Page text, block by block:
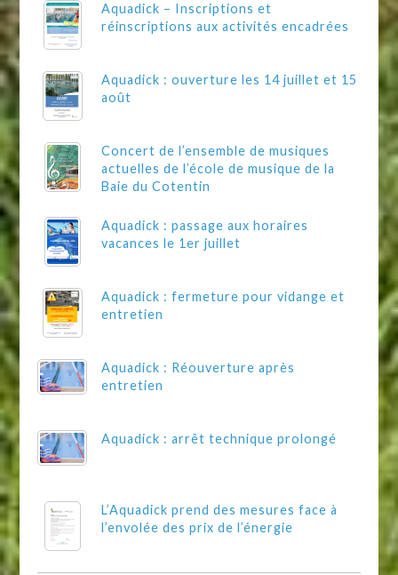
Aquadick – Inscriptions et
réinscriptions aux activités encadrées
Aquadick : ouverture les 14 juillet et 15
août
Concert de l’ensemble de musiques
actuelles de l’école de musique de la
Baie du Cotentin
Aquadick : passage aux horaires
vacances le 1er juillet
Aquadick : fermeture pour vidange et
entretien
Aquadick : Réouverture après
entretien
Aquadick : arrêt technique prolongé
L’Aquadick prend des mesures face à
l’envolée des prix de l’énergie